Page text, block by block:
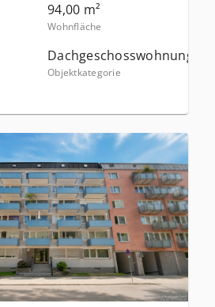
94,00 m²
Wohnfläche
Dachgeschosswohnung
Objektkategorie